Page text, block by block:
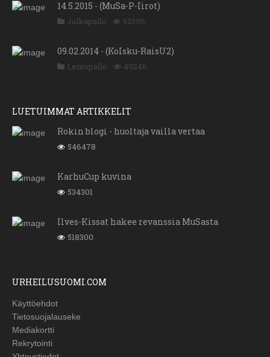
14.5.2015 - (MuSa-P-Iirot)
Jalkapallo 52396
09.02.2014 - (KoIsku-RaisU2)
Lentopallo 49246
LUETUIMMAT ARTIKKELIT
Rokin blogi - huoltaja vailla vertaa
546478
KarhuCup kuvina
534301
Ilves-Kissat hakee revanssia MuSasta
518300
URHEILUSUOMI.COM
Käyttöehdot
Tietosuojalauseke
Mediakortti
Rekrytointi